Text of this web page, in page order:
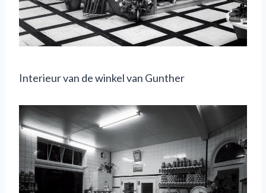
Interieur van de winkel van Gunther